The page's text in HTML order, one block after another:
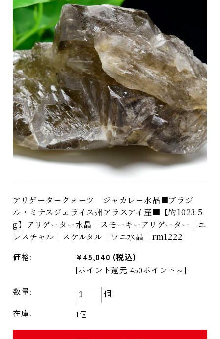
アリゲータークォーツ ジャカレー水晶■ブラジ
ル・ミナスジェライス州アラスアイ産■【約1023.5
g】アリゲーター水晶｜スモーキーアリゲーター｜エ
レスチャル｜スケルタル｜ワニ水晶｜rm1222
価格: ¥45,040 (税込)
[ポイント還元 450ポイント～]
数量:
個
在庫:
1個